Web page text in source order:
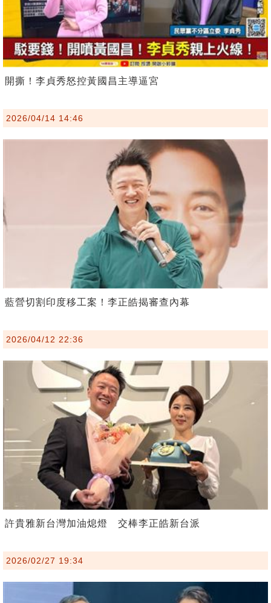
開撕！李貞秀怒控黃國昌主導逼宮
2026/04/14 14:46
藍營切割印度移工案！李正皓揭審查內幕
2026/04/12 22:36
許貴雅新台灣加油熄燈 交棒李正皓新台派
2026/02/27 19:34